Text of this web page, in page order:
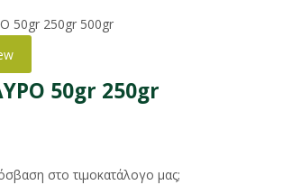
50gr 250gr
στο τιμοκατάλογο μας;